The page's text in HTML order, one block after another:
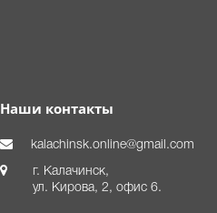
Наши контакты
kalachinsk.online@gmail.com
г. Калачинск,
ул. Кирова, 2, офис 6.